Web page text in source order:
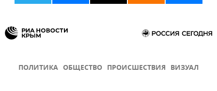
ПОЛИТИКА ОБЩЕСТВО ПРОИСШЕСТВИЯ ВИЗУАЛ